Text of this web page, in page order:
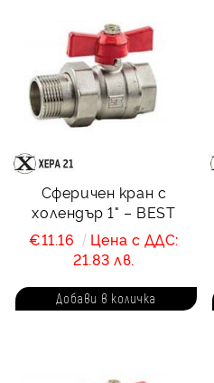
Сферичен кран с
холендър 1" – BEST
€11.16
Цена с ДДС:
21.83 лв.